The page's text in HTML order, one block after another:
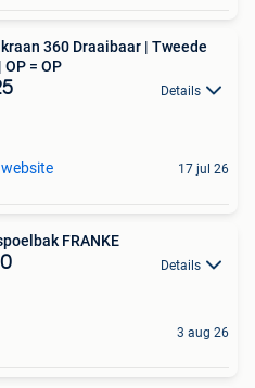
360 Draaibaar | Tweede
OP = OP
Details
17 jul 26
FRANKE
Details
3 aug 26